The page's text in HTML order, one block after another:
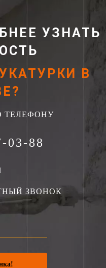
УЗНАТЬ
В
ТЕЛЕФОНУ
03-88
ЗВОНОК